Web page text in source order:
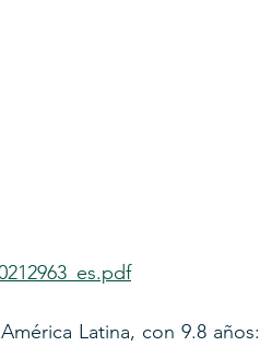
Latina, con 9.8 años: